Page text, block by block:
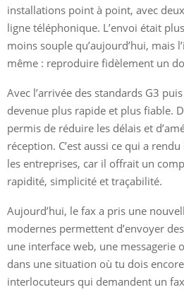
installations point à point, avec
ligne téléphonique. L’envoi était
moins souple qu’aujourd’hui, mais
même : reproduire fidèlement un
Avec l’arrivée des standards G3
devenue plus rapide et plus fiable.
permis de réduire les délais et
réception. C’est aussi ce qui a
les entreprises, car il offrait un
rapidité, simplicité et traçabilité.
Aujourd’hui, le fax a pris une
modernes permettent d’envoyer
une interface web, une messagerie
dans une situation où tu dois
interlocuteurs qui demandent un